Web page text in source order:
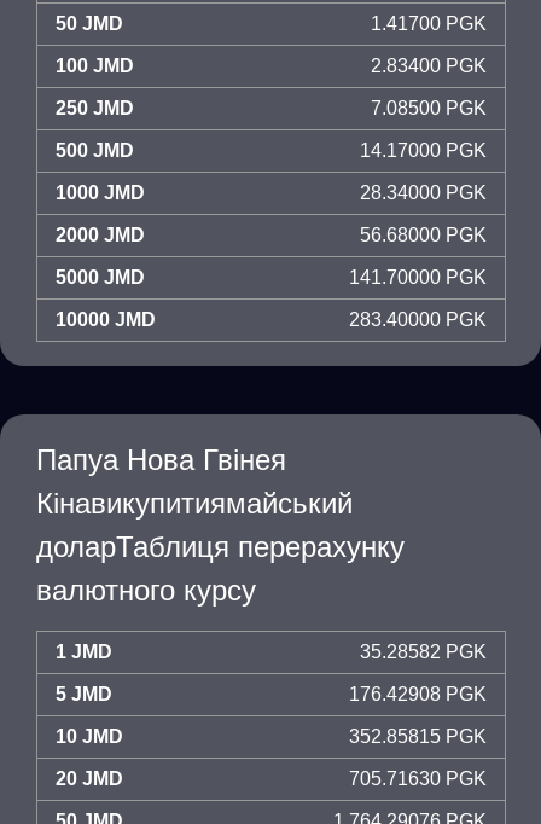
50 JMD 1.41700 PGK
100 JMD 2.83400 PGK
250 JMD 7.08500 PGK
500 JMD 14.17000 PGK
1000 JMD 28.34000 PGK
2000 JMD 56.68000 PGK
5000 JMD 141.70000 PGK
10000 JMD 283.40000 PGK
Папуа Нова Гвінея
Кінавикупитиямайський
доларТаблиця перерахунку
валютного курсу
1 JMD 35.28582 PGK
5 JMD 176.42908 PGK
10 JMD 352.85815 PGK
20 JMD 705.71630 PGK